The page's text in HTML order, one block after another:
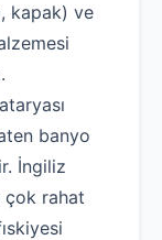
kapak) ve
banyo
İngiliz
çok rahat